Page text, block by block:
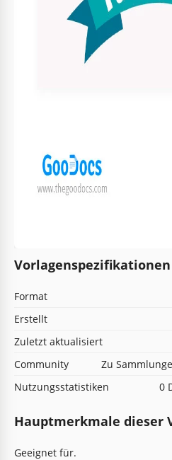
Vorlagenspezifikationen
Format
Erstellt
Zuletzt aktualisiert
Community
Zu
Nutzungsstatistiken
0
Hauptmerkmale dieser
Geeignet für.